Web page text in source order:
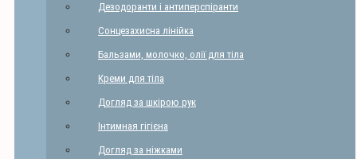
Дезодоранти і антиперспіранти
Сонцезахисна лінійка
Бальзами, молочко, олії для тіла
Креми для тіла
Догляд за шкірою рук
Інтимная гігієна
Догляд за ніжками